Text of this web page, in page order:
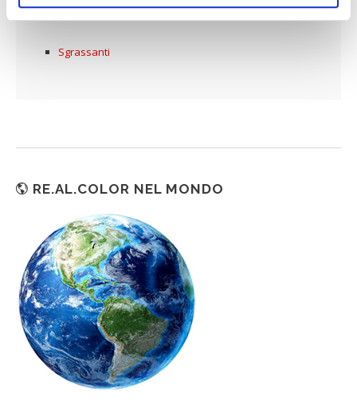
Solfitati Vegetali
Sgrassanti
RE.AL.COLOR NEL MONDO